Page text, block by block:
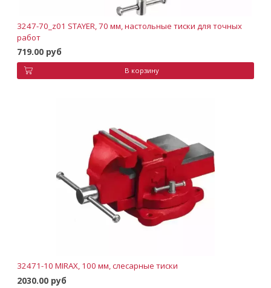
3247-70_z01 STAYER, 70 мм, настольные тиски для точных
работ
719.00 руб
В корзину
32471-10 MIRAX, 100 мм, слесарные тиски
2030.00 руб